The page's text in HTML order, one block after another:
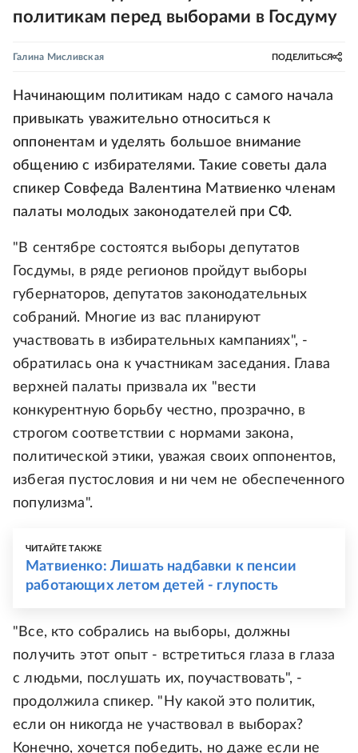
политикам перед выборами в Госдуму
Галина Мисливская ПОДЕЛИТЬСЯ
Начинающим политикам надо с самого начала
привыкать уважительно относиться к
оппонентам и уделять большое внимание
общению с избирателями. Такие советы дала
спикер Совфеда Валентина Матвиенко членам
палаты молодых законодателей при СФ.
"В сентябре состоятся выборы депутатов
Госдумы, в ряде регионов пройдут выборы
губернаторов, депутатов законодательных
собраний. Многие из вас планируют
участвовать в избирательных кампаниях", -
обратилась она к участникам заседания. Глава
верхней палаты призвала их "вести
конкурентную борьбу честно, прозрачно, в
строгом соответствии с нормами закона,
политической этики, уважая своих оппонентов,
избегая пустословия и ни чем не обеспеченного
популизма".
ЧИТАЙТЕ ТАКЖЕ
Матвиенко: Лишать надбавки к пенсии
работающих летом детей - глупость
"Все, кто собрались на выборы, должны
получить этот опыт - встретиться глаза в глаза
с людьми, послушать их, поучаствовать", -
продолжила спикер. "Ну какой это политик,
если он никогда не участвовал в выборах?
Конечно, хочется победить, но даже если не